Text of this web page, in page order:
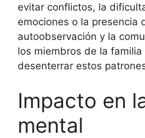
evitar conflictos, la
emociones o la presencia
autoobservación y la
los miembros de la
desenterrar estos
Impacto en
mental